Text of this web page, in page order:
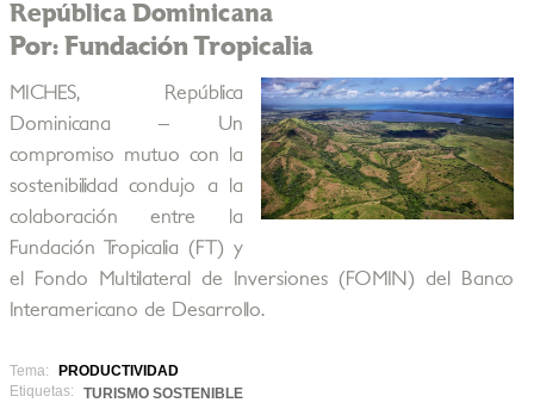
República Dominicana
Por: Fundación Tropicalia
MICHES, República
Dominicana – Un
compromiso mutuo con la
sostenibilidad condujo a la
colaboración entre la
Fundación Tropicalia (FT) y
el Fondo Multilateral de Inversiones (FOMIN) del Banco
Interamericano de Desarrollo.
Tema:
PRODUCTIVIDAD
Etiquetas:
TURISMO SOSTENIBLE